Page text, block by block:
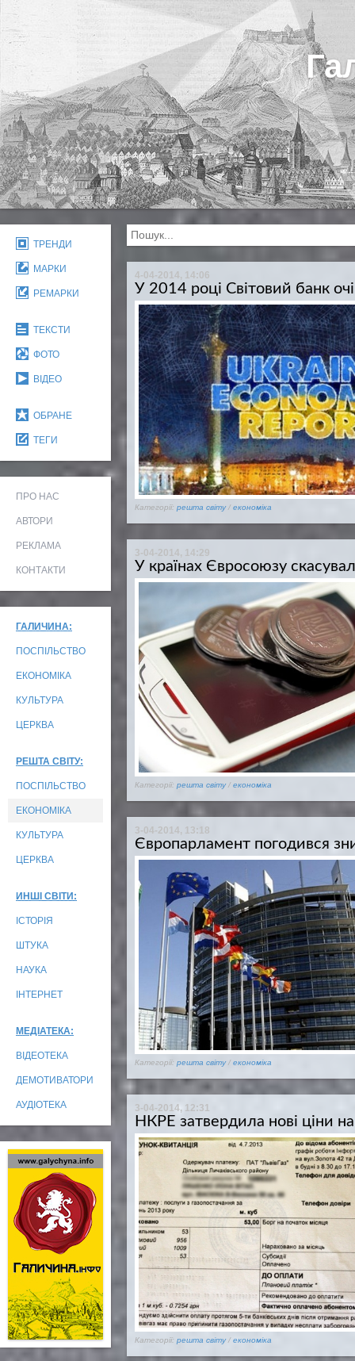
ТРЕНДИ
МАРКИ
РЕМАРКИ
ТЕКСТИ
ФОТО
ВІДЕО
ОБРАНЕ
ТЕГИ
ПРО НАС
АВТОРИ
РЕКЛАМА
КОНТАКТИ
ГАЛИЧИНА:
ПОСПІЛЬСТВО
ЕКОНОМІКА
КУЛЬТУРА
ЦЕРКВА
РЕШТА СВІТУ:
ПОСПІЛЬСТВО
ЕКОНОМІКА
КУЛЬТУРА
ЦЕРКВА
ИНШІ СВІТИ:
ІСТОРІЯ
ШТУКА
НАУКА
ІНТЕРНЕТ
МЕДІАТЕКА:
ВІДЕОТЕКА
ДЕМОТИВАТОРИ
АУДІОТЕКА
4-04-2014, 14:06
У 2014 році Світовий банк
Категорії: решта світу/ економіка
3-04-2014, 14:29
У країнах Євросоюзу
Категорії: решта світу/ економіка
3-04-2014, 13:18
Європарламент погодився
Категорії: решта світу/ економіка
3-04-2014, 12:31
НКРЕ затвердила нові ціни
Категорії: решта світу/економіка